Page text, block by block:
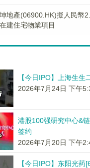
坤地產(06900.HK)擬人民幣
建住宅物業項目
【今日IPO】上海生生
2026年7月24日 下午
港股100强研究中心&
签约
2026年7月20日 下午
【今日IPO】东阳光药